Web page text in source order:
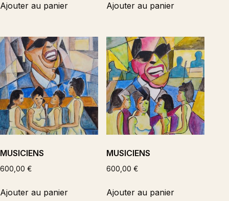
Ajouter au panier Ajouter au panier
MUSICIENS
600,00 €
Ajouter au panier
MUSICIENS
600,00 €
Ajouter au panier